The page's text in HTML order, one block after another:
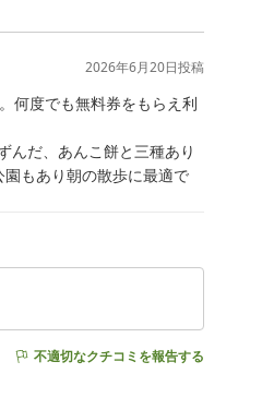
2026年6月20日投稿
何度でも無料券をもらえ利
んだ、あんこ餅と三種あり
もあり朝の散歩に最適で
不適切なクチコミを報告する